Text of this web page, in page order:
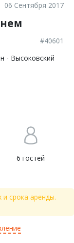
06 Сентября 2017
#40601
- Высоковский
6 гостей
срока аренды.